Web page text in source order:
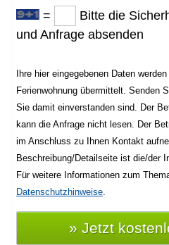
=
Bitte die
und Anfrage absenden
Ihre hier eingegebenen Daten
Ferienwohnung übermittelt. Senden
Sie damit einverstanden sind. Der
kann die Anfrage nicht lesen. Der
im Anschluss zu Ihnen Kontakt
Beschreibung/Detailseite ist die/der
Für weitere Informationen zum
Datenschutzhinweise.